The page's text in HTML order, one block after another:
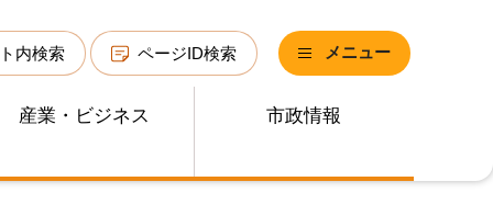
内検索 ページID検索 メニュー
産業・ビジネス 市政情報